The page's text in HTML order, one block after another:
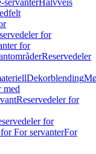
servanterHalvveis
for
for
Reservedeler
Dekorblending
med
Reservedeler for
for
For servanterFor